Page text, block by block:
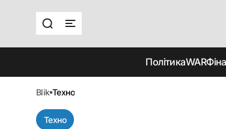
ПолітикаWAR
blik техно
Техно